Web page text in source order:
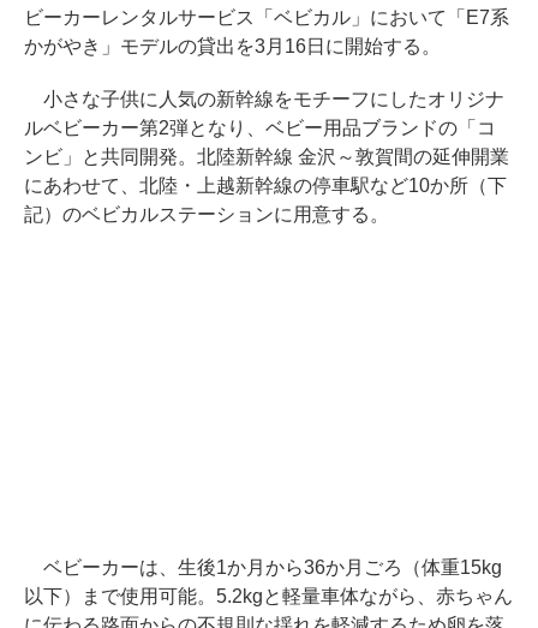
ビーカーレンタルサービス「ベビカル」において「E7系
かがやき」モデルの貸出を3月16日に開始する。
小さな子供に人気の新幹線をモチーフにしたオリジナ
ルベビーカー第2弾となり、ベビー用品ブランドの「コ
ンビ」と共同開発。北陸新幹線 金沢～敦賀間の延伸開業
にあわせて、北陸・上越新幹線の停車駅など10か所（下
記）のベビカルステーションに用意する。
ベビーカーは、生後1か月から36か月ごろ（体重15kg
以下）まで使用可能。5.2kgと軽量車体ながら、赤ちゃん